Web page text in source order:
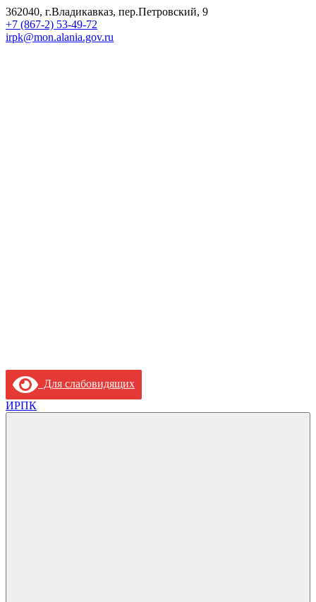
362040, г.Владикавказ, пер.Петровский, 9
+7 (867-2) 53-49-72
irpk@mon.alania.gov.ru
Для слабовидящих
ИРПК